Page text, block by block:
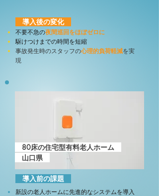
導入後の変化
不要不急の夜間巡回をほぼゼロに
駆けつけまでの時間を短縮
事故発生時のスタッフの心理的負荷軽減を実
現
80床の住宅型有料老人ホーム
​ 山口県
導入前の課題
新設の老人ホームに先進的なシステムを導入